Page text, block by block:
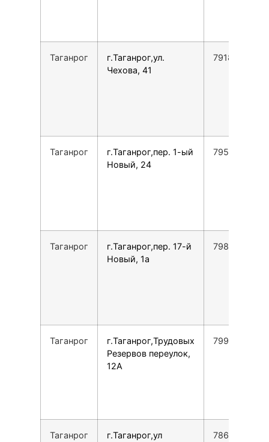
Таганрог
г.Таганрог,ул.
Чехова, 41
Таганрог
г.Таганрог,пер. 1-ый
Новый, 24
Таганрог
г.Таганрог,пер. 17-й
Новый, 1а
Таганрог
г.Таганрог,Трудовых
Резервов переулок,
12А
Таганрог
г.Таганрог,ул